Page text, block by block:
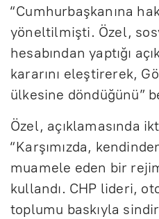
“Cumhurbaşkanına
yöneltilmişti. Özel,
hesabından yaptığı
kararını eleştirerek,
ülkesine döndüğünü”
Özel, açıklamasında
“Karşımızda,
muamele eden bir
kullandı. CHP lideri,
toplumu baskıyla